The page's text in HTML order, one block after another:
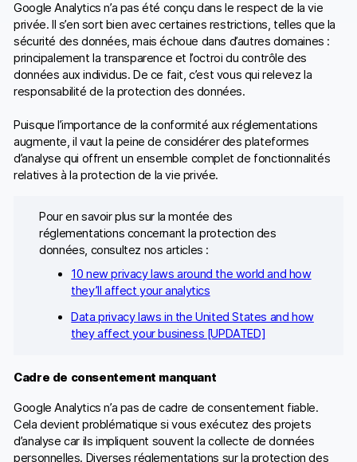
Google Analytics n’a pas été conçu dans le respect de la vie
privée. Il s’en sort bien avec certaines restrictions, telles que la
sécurité des données, mais échoue dans d’autres domaines :
principalement la transparence et l’octroi du contrôle des
données aux individus. De ce fait, c’est vous qui relevez la
responsabilité de la protection des données.
Puisque l’importance de la conformité aux réglementations
augmente, il vaut la peine de considérer des plateformes
d’analyse qui offrent un ensemble complet de fonctionnalités
relatives à la protection de la vie privée.
Pour en savoir plus sur la montée des
réglementations concernant la protection des
données, consultez nos articles :
10 new privacy laws around the world and how
they’ll affect your analytics
Data privacy laws in the United States and how
they affect your business [UPDATED]
Cadre de consentement manquant
Google Analytics n’a pas de cadre de consentement fiable.
Cela devient problématique si vous exécutez des projets
d’analyse car ils impliquent souvent la collecte de données
personnelles. Diverses réglementations sur la protection des